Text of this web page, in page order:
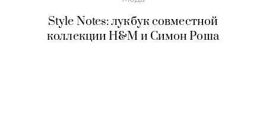
Style Notes: лукбук совместной
коллекции H&M и Симон Роша